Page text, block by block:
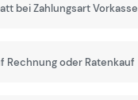
bei Zahlungsart Vorkasse
Rechnung oder Ratenkauf